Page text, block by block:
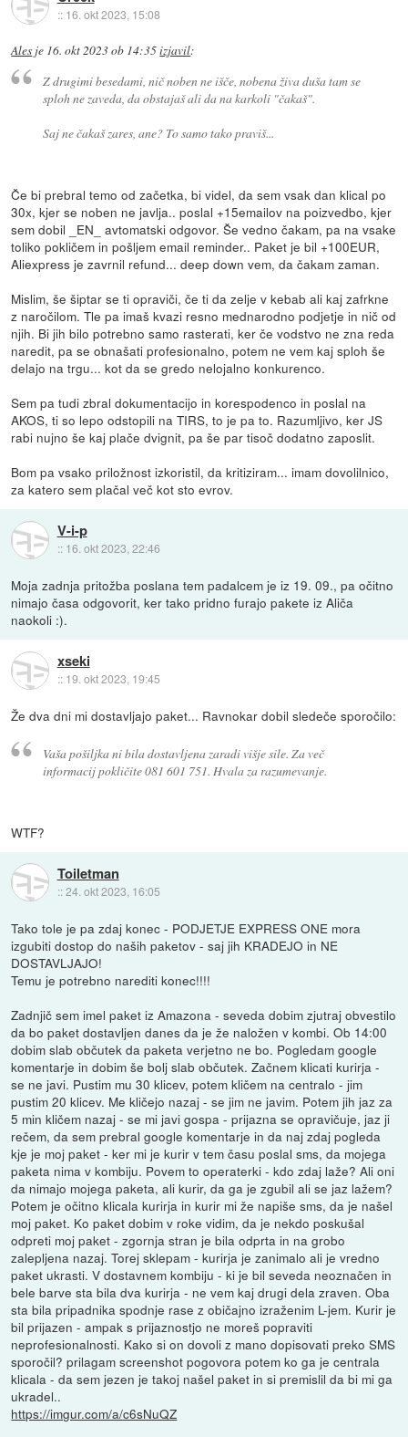
:: 16. okt 2023, 15:08
Ales je 16. okt 2023 ob 14:35izjavil:
Z drugimi besedami, nič noben ne išče, nobena živa duša tam se
sploh ne zaveda, da obstajaš ali da na karkoli "čakaš".
Saj ne čakaš zares, ane? To samo tako praviš...
Če bi prebral temo od začetka, bi videl, da sem vsak dan klical po
30x, kjer se noben ne javlja.. poslal +15emailov na poizvedbo, kjer
sem dobil _EN_ avtomatski odgovor. Še vedno čakam, pa na vsake
toliko pokličem in pošljem email reminder.. Paket je bil +100EUR,
Aliexpress je zavrnil refund... deep down vem, da čakam zaman.
Mislim, še šiptar se ti opraviči, če ti da zelje v kebab ali kaj zafrkne
z naročilom. Tle pa imaš kvazi resno mednarodno podjetje in nič od
njih. Bi jih bilo potrebno samo rasterati, ker če vodstvo ne zna reda
naredit, pa se obnašati profesionalno, potem ne vem kaj sploh še
delajo na trgu... kot da se gredo nelojalno konkurenco.
Sem pa tudi zbral dokumentacijo in korespodenco in poslal na
AKOS, ti so lepo odstopili na TIRS, to je pa to. Razumljivo, ker JS
rabi nujno še kaj plače dvignit, pa še par tisoč dodatno zaposlit.
Bom pa vsako priložnost izkoristil, da kritiziram... imam dovolilnico,
za katero sem plačal več kot sto evrov.
V-i-p
:: 16. okt 2023, 22:46
Moja zadnja pritožba poslana tem padalcem je iz 19. 09., pa očitno
nimajo časa odgovorit, ker tako pridno furajo pakete iz Aliča
naokoli :).
xseki
:: 19. okt 2023, 19:45
Že dva dni mi dostavljajo paket... Ravnokar dobil sledeče sporočilo:
Vaša pošiljka ni bila dostavljena zaradi višje sile. Za več
informacij pokličite 081 601 751. Hvala za razumevanje.
WTF?
Toiletman
::24. okt 2023, 16:05
Tako tole je pa zdaj konec - PODJETJE EXPRESS ONE mora
izgubiti dostop do naših paketov - saj jih KRADEJO in NE
DOSTAVLJAJO!
Temu je potrebno narediti konec!!!!
Zadnjič sem imel paket iz Amazona - seveda dobim zjutraj obvestilo
da bo paket dostavljen danes da je že naložen v kombi. Ob 14:00
dobim slab občutek da paketa verjetno ne bo. Pogledam google
komentarje in dobim še bolj slab občutek. Začnem klicati kurirja -
se ne javi. Pustim mu 30 klicev, potem kličem na centralo - jim
pustim 20 klicev. Me kličejo nazaj - se jim ne javim. Potem jih jaz za
5 min kličem nazaj - se mi javi gospa - prijazna se opravičuje, jaz ji
rečem, da sem prebral google komentarje in da naj zdaj pogleda
kje je moj paket - ker mi je kurir v tem času poslal sms, da mojega
paketa nima v kombiju. Povem to operaterki - kdo zdaj laže? Ali oni
da nimajo mojega paketa, ali kurir, da ga je zgubil ali se jaz lažem?
Potem je očitno klicala kurirja in kurir mi že napiše sms, da je našel
moj paket. Ko paket dobim v roke vidim, da je nekdo poskušal
odpreti moj paket - zgornja stran je bila odprta in na grobo
zalepljena nazaj. Torej sklepam - kurirja je zanimalo ali je vredno
paket ukrasti. V dostavnem kombiju - ki je bil seveda neoznačen in
bele barve sta bila dva kurirja - ne vem kaj drugi dela zraven. Oba
sta bila pripadnika spodnje rase z običajno izraženim L-jem. Kurir je
bil prijazen - ampak s prijaznostjo ne moreš popraviti
neprofesionalnosti. Kako si on dovoli z mano dopisovati preko SMS
sporočil? prilagam screenshot pogovora potem ko ga je centrala
klicala - da sem jezen je takoj našel paket in si premislil da bi mi ga
ukradel..
https://imgur.com/a/c6sNuQZ